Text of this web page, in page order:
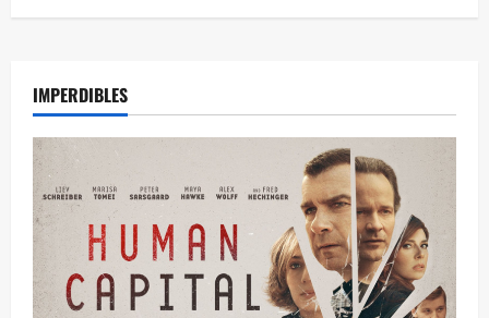
IMPERDIBLES